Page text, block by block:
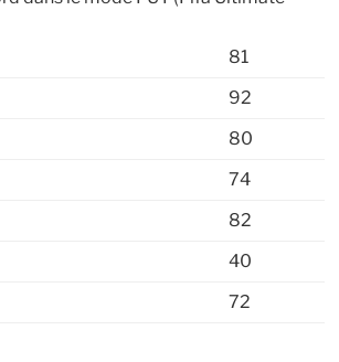
81
92
80
74
82
40
72